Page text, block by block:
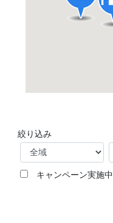
絞り込み
キャンペーン実施中